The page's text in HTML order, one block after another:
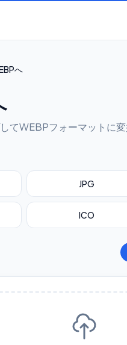
へ
てWEBPフォーマットに
JPG
ICO